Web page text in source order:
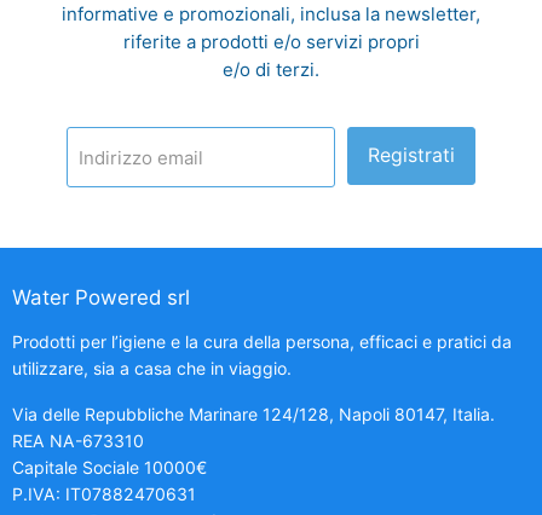
informative e promozionali, inclusa la newsletter,
riferite a prodotti e/o servizi propri
e/o di terzi.
Indirizzo email Registrati
Water Powered srl
Prodotti per l’igiene e la cura della persona, efficaci e pratici da
utilizzare, sia a casa che in viaggio.
Via delle Repubbliche Marinare 124/128, Napoli 80147, Italia.
REA NA-673310
Capitale Sociale 10000€
P.IVA: IT07882470631